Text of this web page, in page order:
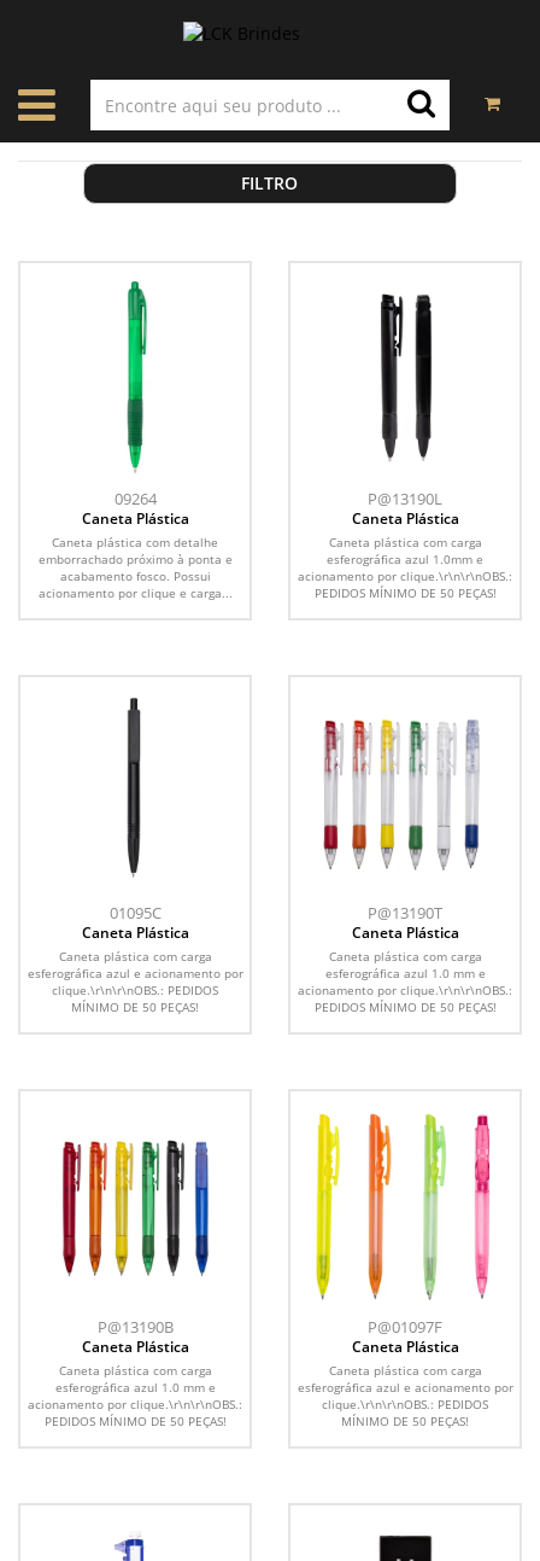
FILTRO
09264
Caneta Plástica
Caneta plástica com detalhe
emborrachado próximo à ponta e
acabamento fosco. Possui
acionamento por clique e carga...
P@13190L
Caneta Plástica
Caneta plástica com carga
esferográfica azul 1.0mm e
acionamento por clique.\r\n\r\nOBS.:
PEDIDOS MÍNIMO DE 50 PEÇAS!
01095C
Caneta Plástica
Caneta plástica com carga
esferográfica azul e acionamento por
clique.\r\n\r\nOBS.: PEDIDOS
MÍNIMO DE 50 PEÇAS!
P@13190T
Caneta Plástica
Caneta plástica com carga
esferográfica azul 1.0 mm e
acionamento por clique.\r\n\r\nOBS.:
PEDIDOS MÍNIMO DE 50 PEÇAS!
P@13190B
Caneta Plástica
Caneta plástica com carga
esferográfica azul 1.0 mm e
acionamento por clique.\r\n\r\nOBS.:
PEDIDOS MÍNIMO DE 50 PEÇAS!
P@01097F
Caneta Plástica
Caneta plástica com carga
esferográfica azul e acionamento por
clique.\r\n\r\nOBS.: PEDIDOS
MÍNIMO DE 50 PEÇAS!